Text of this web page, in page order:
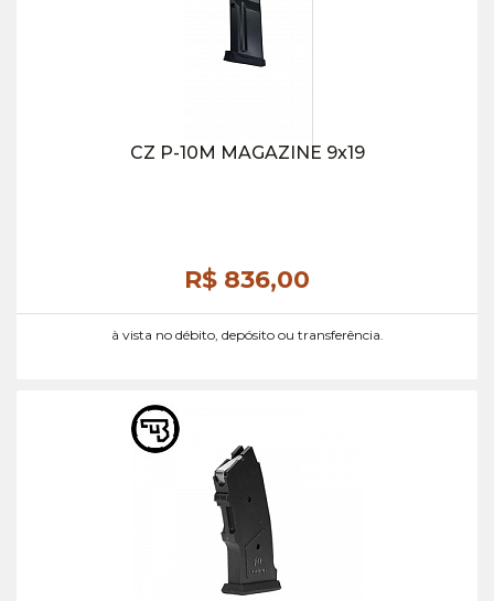
CZ P-10M MAGAZINE 9x19
R$ 836,00
à vista no débito, depósito ou transferência.